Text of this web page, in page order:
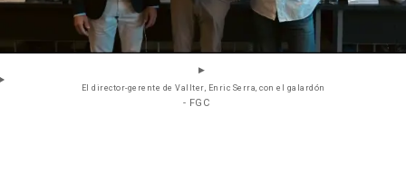
El director-gerente de Vallter, Enric Serra, con el galardón
- FGC